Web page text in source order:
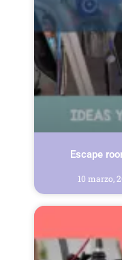
Escape
10 marzo,